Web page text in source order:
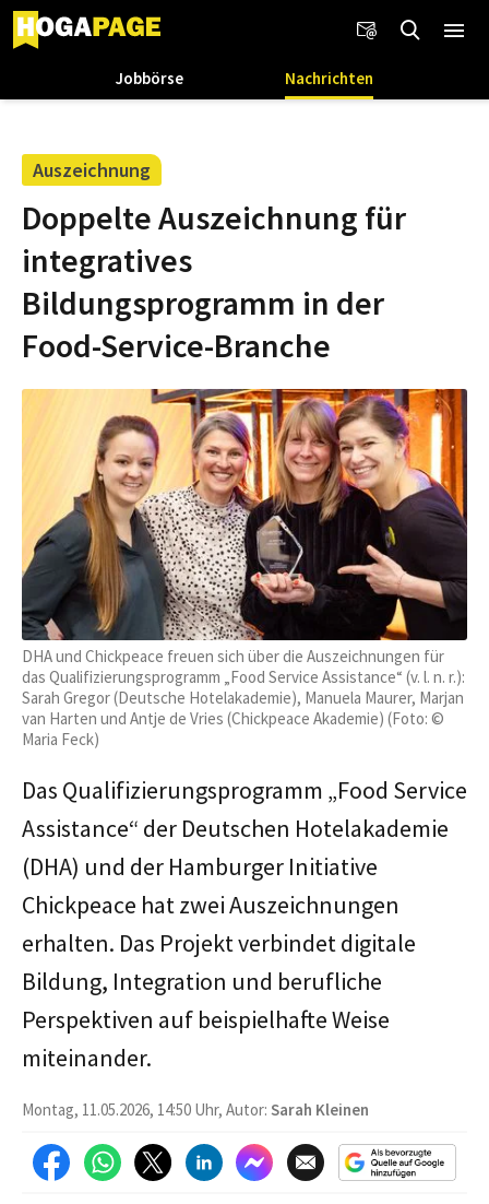
Jobbörse Nachrichten
Auszeichnung
Doppelte Auszeichnung für
integratives
Bildungsprogramm in der
Food-Service-Branche
DHA und Chickpeace freuen sich über die Auszeichnungen für
das Qualifizierungsprogramm „Food Service Assistance“ (v. l. n. r.):
Sarah Gregor (Deutsche Hotelakademie), Manuela Maurer, Marjan
van Harten und Antje de Vries (Chickpeace Akademie) (Foto: ©
Maria Feck)
Das Qualifizierungsprogramm „Food Service
Assistance“ der Deutschen Hotelakademie
(DHA) und der Hamburger Initiative
Chickpeace hat zwei Auszeichnungen
erhalten. Das Projekt verbindet digitale
Bildung, Integration und berufliche
Perspektiven auf beispielhafte Weise
miteinander.
Montag, 11.05.2026, 14:50 Uhr, Autor: Sarah Kleinen